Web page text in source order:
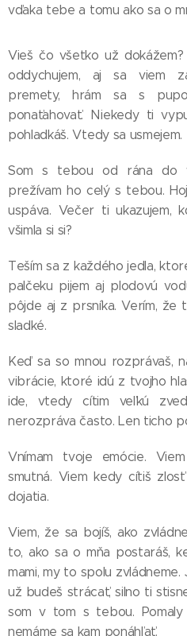
vďaka tebe a tomu ako sa o
Vieš čo všetko už
oddychujem, aj sa viem
premety, hrám sa s
ponaťahovať. Niekedy ti
pohladkáš. Vtedy sa usmejem.
Som s tebou od rána do
prežívam ho celý s tebou.
uspáva. Večer ti ukazujem,
všimla si si?
Teším sa z každého jedla,
palčeku pijem aj plodovú
pôjde aj z prsníka. Verím, že
sladké.
Keď sa so mnou rozprávaš,
vibrácie, ktoré idú z tvojho
ide, vtedy cítim veľkú
nerozpráva často. Len ticho
Vnímam tvoje emócie.
smutná. Viem kedy cítiš
dojatia.
Viem, že sa bojíš, ako
to, ako sa o mňa postaráš,
mami, my to spolu
už budeš strácať, silno ti
som v tom s tebou.
nemáme sa kam ponáhľať.